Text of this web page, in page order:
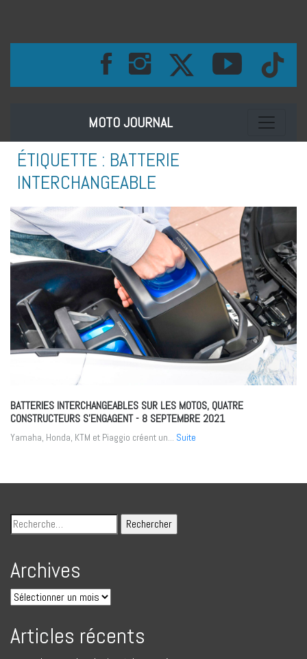
MOTO JOURNAL Toggle
ÉTIQUETTE : BATTERIE
INTERCHANGEABLE
BATTERIES INTERCHANGEABLES SUR LES MOTOS, QUATRE
CONSTRUCTEURS S’ENGAGENT- 8 SEPTEMBRE 2021
Yamaha, Honda, KTM et Piaggio créent un... Suite
Archives
Articles récents